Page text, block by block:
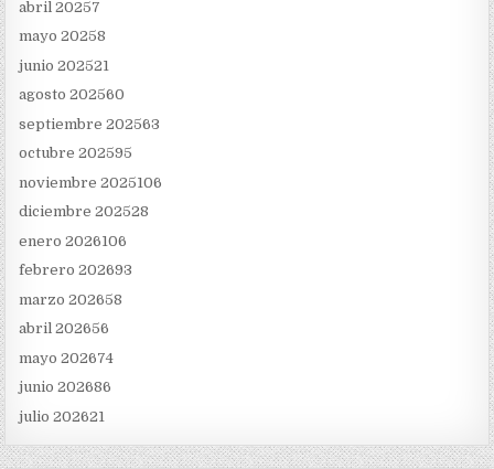
abril 20257
mayo 20258
junio 202521
agosto 202560
septiembre 202563
octubre 202595
noviembre 2025106
diciembre 202528
enero 2026106
febrero 202693
marzo 202658
abril 202656
mayo 202674
junio 202686
julio 202621